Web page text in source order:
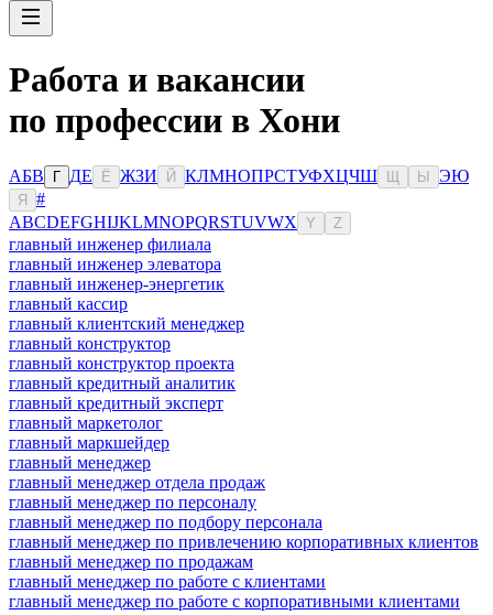
Работа и вакансии
по профессии в Хони
АБВ Г ДЕ Ё ЖЗИ Й КЛМНОПРСТУФХЦЧШ Ы ЭЮ
Я
#
ABCDEFGHIJKLMNOPQRSTUVWX Y Z
главный инженер филиала
главный инженер элеватора
главный инженер-энергетик
главный кассир
главный клиентский менеджер
главный конструктор
главный конструктор проекта
главный кредитный аналитик
главный кредитный эксперт
главный маркетолог
главный маркшейдер
главный менеджер
главный менеджер отдела продаж
главный менеджер по персоналу
главный менеджер по подбору персонала
главный менеджер по привлечению корпоративных клиентов
главный менеджер по продажам
главный менеджер по работе с клиентами
главный менеджер по работе с корпоративными клиентами